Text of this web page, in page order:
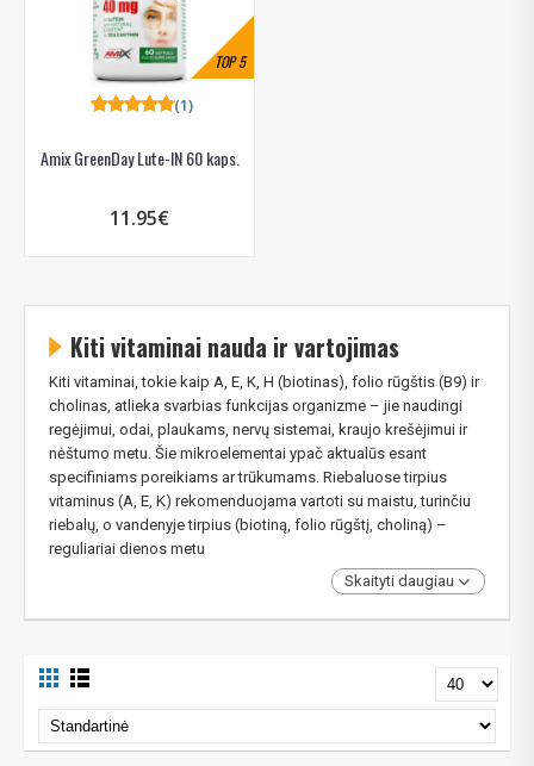
TOP5
Amix GreenDay Lute-IN 60 kaps.
(1)
11.95€
Kiti vitaminai nauda ir vartojimas
Kiti vitaminai, tokie kaip A, E, K, H (biotinas), folio rūgštis (B9) ir
cholinas, atlieka svarbias funkcijas organizme – jie naudingi
regėjimui, odai, plaukams, nervų sistemai, kraujo krešėjimui ir
nėštumo metu. Šie mikroelementai ypač aktualūs esant
specifiniams poreikiams ar trūkumams. Riebaluose tirpius
vitaminus (A, E, K) rekomenduojama vartoti su maistu, turinčiu
riebalų, o vandenyje tirpius (biotiną, folio rūgštį, choliną) –
reguliariai dienos metu
Skaityti daugiau